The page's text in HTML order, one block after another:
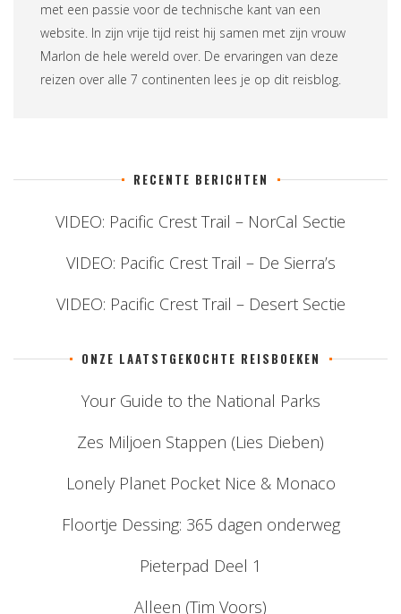
met een passie voor de technische kant van een
website. In zijn vrije tijd reist hij samen met zijn vrouw
Marlon de hele wereld over. De ervaringen van deze
reizen over alle 7 continenten lees je op dit reisblog.
RECENTE BERICHTEN
VIDEO: Pacific Crest Trail – NorCal Sectie
VIDEO: Pacific Crest Trail – De Sierra’s
VIDEO: Pacific Crest Trail – Desert Sectie
ONZE LAATSTGEKOCHTE REISBOEKEN
Your Guide to the National Parks
Zes Miljoen Stappen (Lies Dieben)
Lonely Planet Pocket Nice & Monaco
Floortje Dessing: 365 dagen onderweg
Pieterpad Deel 1
Alleen (Tim Voors)